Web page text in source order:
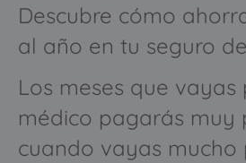
Descubre cómo
al año en tu seguro
Los meses que vayas
médico pagarás muy
cuando vayas mucho